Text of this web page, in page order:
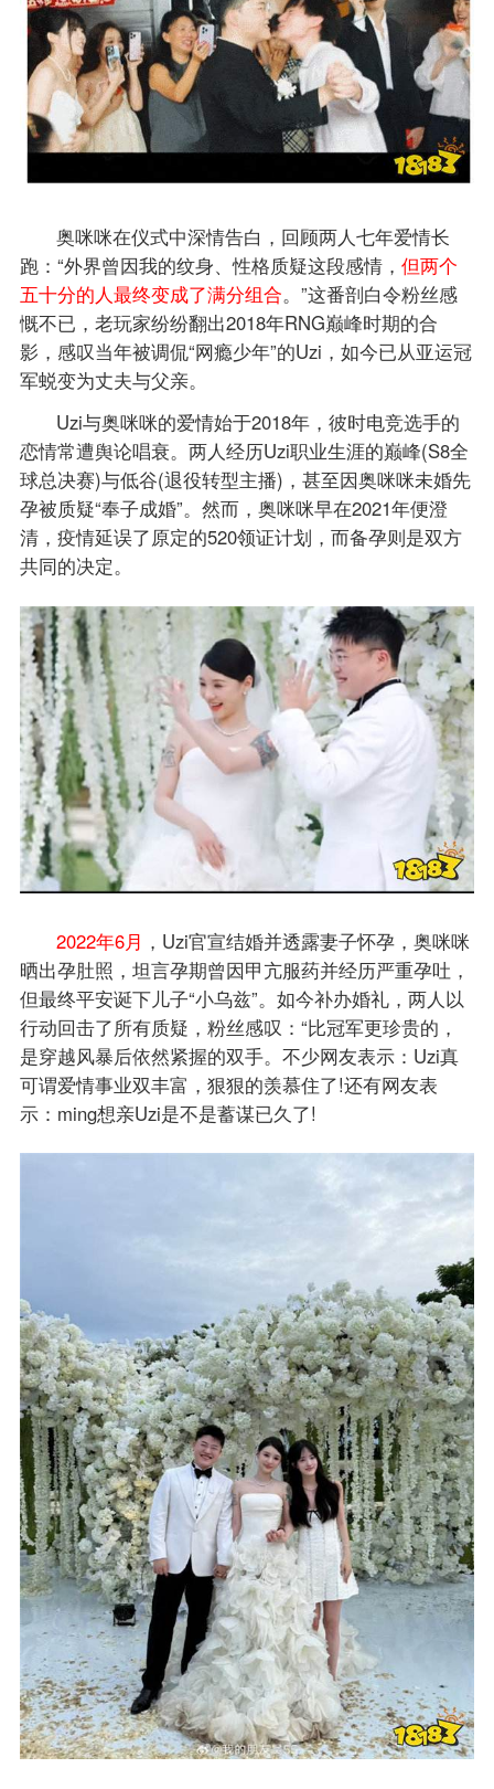
奥咪咪在仪式中深情告白，回顾两人七年爱情长
跑：“外界曾因我的纹身、性格质疑这段感情， 但两个
五十分的人最终变成了满分组合。”这番剖白令粉丝感
慨不已，老玩家纷纷翻出2018年RNG巅峰时期的合
影，感叹当年被调侃“网瘾少年”的Uzi，如今已从亚运冠
军蜕变为丈夫与父亲。
Uzi与奥咪咪的爱情始于2018年，彼时电竞选手的
恋情常遭舆论唱衰。两人经历Uzi职业生涯的巅峰(S8全
球总决赛)与低谷(退役转型主播)，甚至因奥咪咪未婚先
孕被质疑“奉子成婚”。然而，奥咪咪早在2021年便澄
清，疫情延误了原定的520领证计划，而备孕则是双方
共同的决定。
2022年6月 ，Uzi官宣结婚并透露妻子怀孕，奥咪咪
晒出孕肚照，坦言孕期曾因甲亢服药并经历严重孕吐，
但最终平安诞下儿子“小乌兹”。如今补办婚礼，两人以
行动回击了所有质疑，粉丝感叹：“比冠军更珍贵的，
是穿越风暴后依然紧握的双手。不少网友表示：Uzi真
可谓爱情事业双丰富，狠狠的羡慕住了!还有网友表
示：ming想亲Uzi是不是蓄谋已久了!